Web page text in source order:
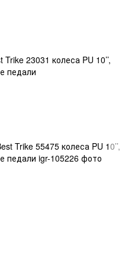
23031 колеса PU 10’’,
педали